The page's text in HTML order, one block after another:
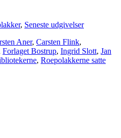
, Seneste udgivelser
Aner, Carsten Flink,
Forlaget Bostrup, Ingrid Slott, Jan
, Roepolakkerne satte